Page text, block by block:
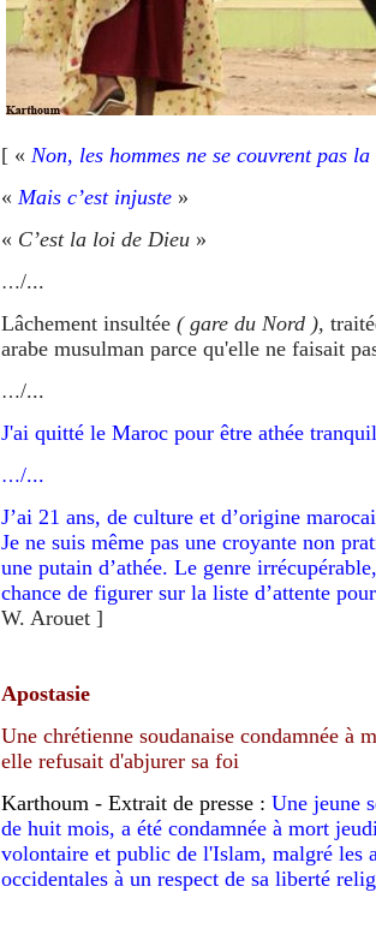
[ « Non, les hommes ne se couvrent pas la
« Mais c’est injuste »
« C’est la loi de Dieu »
…/...
Lâchement insultée ( gare du Nord ),
arabe musulman parce qu'elle ne faisait
…/...
J'ai quitté le Maroc pour être athée
…/...
J’ai 21 ans, de culture et d’origine
Je ne suis même pas une croyante non
une putain d’athée. Le genre
chance de figurer sur la liste d’attente
W. Arouet ]
Apostasie
Une chrétienne soudanaise condamnée à
elle refusait d'abjurer sa foi
Karthoum - Extrait de presse : Une jeune
de huit mois, a été condamnée à mort
volontaire et public de l'Islam, malgré les
occidentales à un respect de sa liberté